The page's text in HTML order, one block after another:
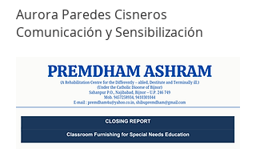
Aurora Paredes Cisneros
Comunicación y Sensibilización